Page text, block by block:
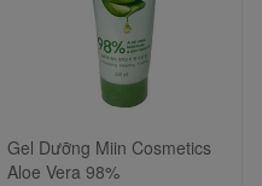
Gel Dưỡng Miin Cosmetics
Aloe Vera 98%